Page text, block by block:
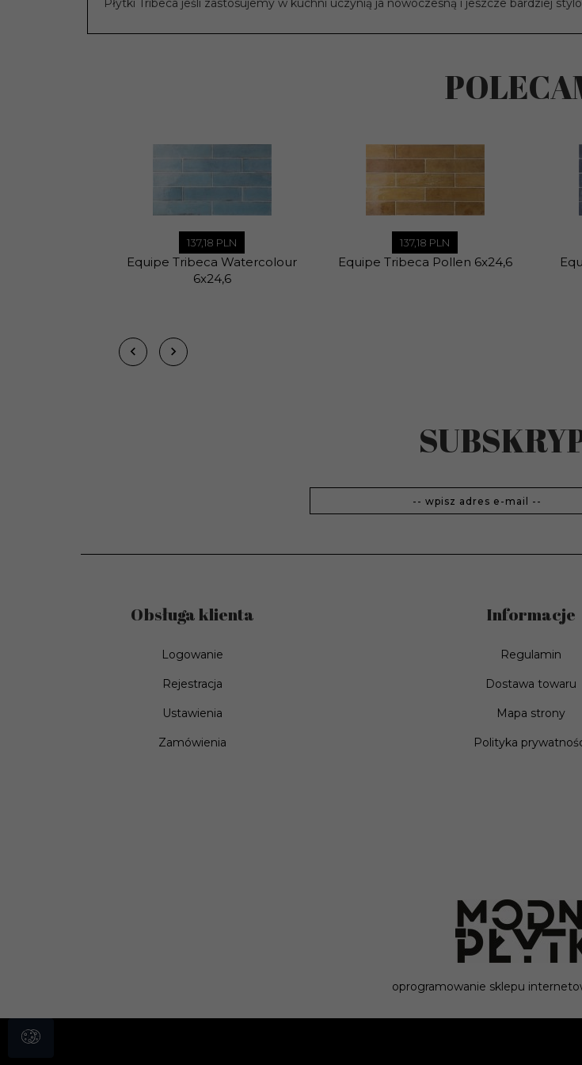
Płytki Tribeca jeśli zastosujemy w kuchni uczynią ja nowoczesną i jeszcze bardziej
Błyszcząca
Grubość płytki: 9 mm
Podana cena
dotyczy:
137,18 PLN
Equipe Tribeca Watercolour
6x24,6
137,18 PLN
Equipe Tribeca Pollen 6x24,6
Obsługa klienta
Logowanie
Rejestracja
Ustawienia
Zamówienia
Informacje
Regulamin
Dostawa towaru
Mapa strony
Polityka
oprogramowanie sklepu